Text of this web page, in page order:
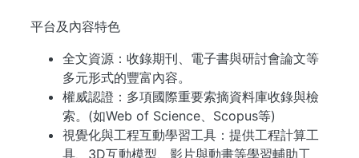
平台及內容特色
全文資源：收錄期刊、電子書與研討會論文等
多元形式的豐富內容。
權威認證：多項國際重要索摘資料庫收錄與檢
索。(如Web of Science、Scopus等)
視覺化與工程互動學習工具：提供工程計算工
具、3D互動模型、影片與動畫等學習輔助工